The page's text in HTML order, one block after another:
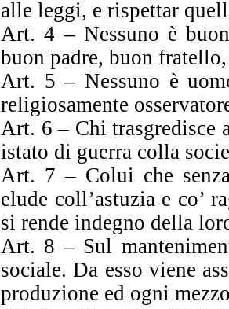
alle leggi, e rispettar
Art. 4 – Nessuno è
buon padre, buon
Art. 5 – Nessuno è
religiosamente
Art. 6 – Chi trasgredisce
istato di guerra colla
Art. 7 – Colui che
elude coll’astuzia e co’
si rende indegno della
Art. 8 – Sul
sociale. Da esso viene
produzione ed ogni